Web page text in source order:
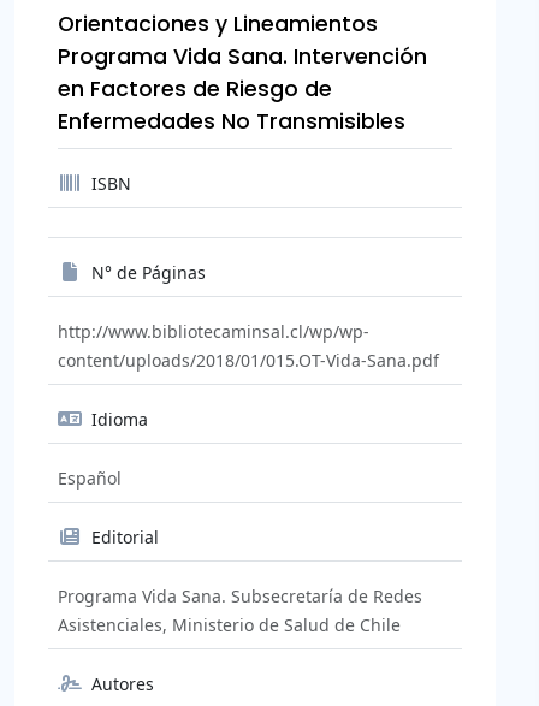
Orientaciones y Lineamientos
Programa Vida Sana. Intervención
en Factores de Riesgo de
Enfermedades No Transmisibles
ISBN
N° de Páginas
http://www.bibliotecaminsal.cl/wp/wp-
content/uploads/2018/01/015.OT-Vida-Sana.pdf
Idioma
Español
Editorial
Programa Vida Sana. Subsecretaría de Redes
Asistenciales, Ministerio de Salud de Chile
Autores